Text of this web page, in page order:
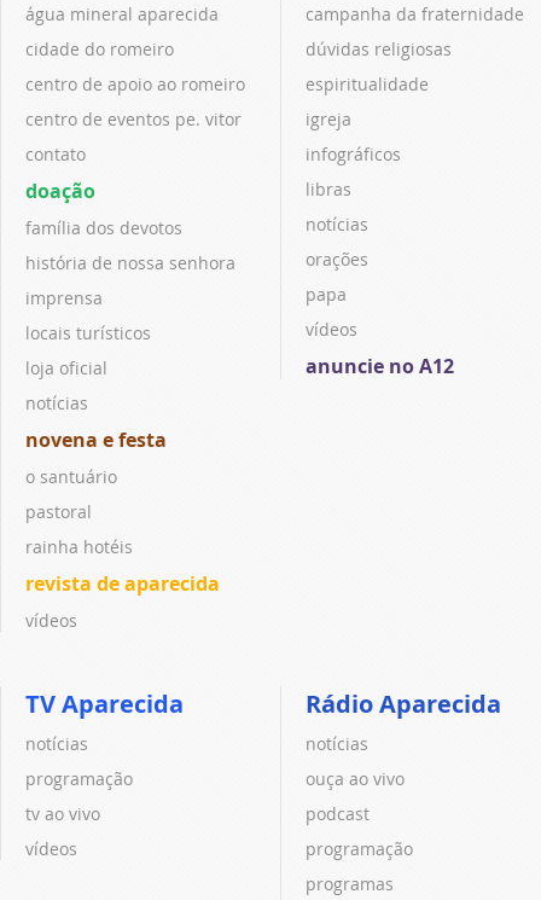
água mineral aparecida
cidade do romeiro
centro de apoio ao romeiro
centro de eventos pe. vitor
contato
doação
família dos devotos
história de nossa senhora
imprensa
locais turísticos
loja oficial
notícias
novena e festa
o santuário
pastoral
rainha hotéis
revista de aparecida
vídeos
campanha da fraternidade
dúvidas religiosas
espiritualidade
igreja
infográficos
libras
notícias
orações
papa
vídeos
anuncie no A12
TV Aparecida
notícias
programação
tv ao vivo
vídeos
Rádio Aparecida
notícias
ouça ao vivo
podcast
programação
programas